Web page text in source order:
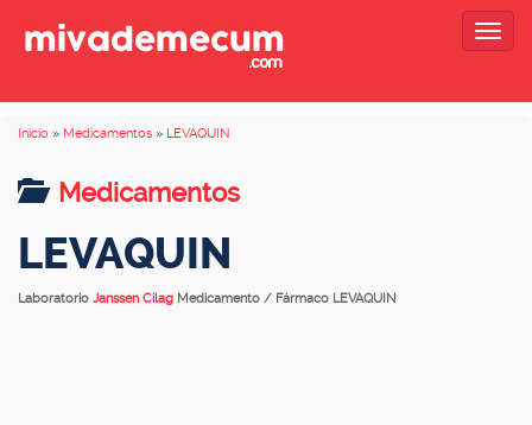
Inicio » Medicamentos » LEVAQUIN
Medicamentos
LEVAQUIN
Laboratorio Janssen Cilag Medicamento / Fármaco LEVAQUIN